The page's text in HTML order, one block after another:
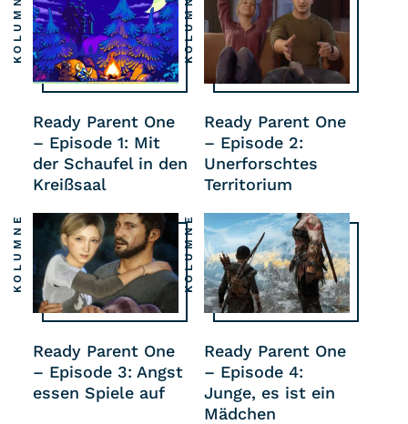
Ready Parent One
– Episode 1: Mit
der Schaufel in den
Kreißsaal
KOLUMNE
Ready Parent One
– Episode 2:
Unerforschtes
Territorium
KOLUMNE
Ready Parent One
– Episode 3: Angst
essen Spiele auf
KOLUMNE
Ready Parent One
– Episode 4:
Junge, es ist ein
Mädchen
KOLUMNE